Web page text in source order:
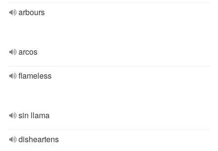
arbours
arcos
flameless
sin llama
disheartens